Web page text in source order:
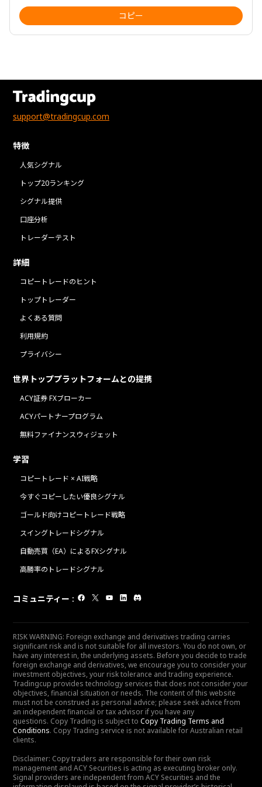
コピー
support@tradingcup.com
特徴
人気シグナル
トップ20ランキング
シグナル提供
口座分析
トレーダーテスト
詳細
コピートレードのヒント
トップトレーダー
よくある質問
利用規約
プライバシー
世界トッププラットフォームとの提携
ACY証券 FXブローカー
ACYパートナープログラム
無料ファイナンスウィジェット
学習
コピートレード × AI戦略
今すぐコピーしたい優良シグナル
ゴールド向けコピートレード戦略
スイングトレードシグナル
自動売買（EA）によるFXシグナル
高勝率のトレードシグナル
コミュニティー :
RISK WARNING: Foreign exchange and derivatives trading carries
significant risk and is not suitable for all investors. You do not own, or
have any interest in, the underlying assets. Before you decide to trade
foreign exchange and derivatives, we encourage you to consider your
investment objectives, your risk tolerance and trading experience.
Tradingcup provides technology services that does not consider your
objectives, financial situation or needs. The content of this website
must not be construed as personal advice; please seek advice from
an independent financial or tax advisor if you have any
questions. Copy Trading is subject to Copy Trading Terms and
Conditions. Copy Trading service is not available for Australian retail
clients.
Disclaimer: Copy traders are responsible for their own risk
management and ACY Securities is acting as executing broker only.
Signal providers are independent from ACY Securities and the